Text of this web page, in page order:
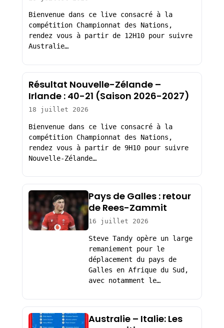
Bienvenue dans ce live consacré à la
compétition Championnat des Nations,
rendez vous à partir de 12H10 pour suivre
Australie…
Résultat Nouvelle-Zélande –
Irlande : 40-21 (Saison 2026-2027)
18 juillet 2026
Bienvenue dans ce live consacré à la
compétition Championnat des Nations,
rendez vous à partir de 9H10 pour suivre
Nouvelle-Zélande…
Pays de Galles : retour
de Rees-Zammit
16 juillet 2026
Steve Tandy opère un large
remaniement pour le
déplacement du pays de
Galles en Afrique du Sud,
avec notamment le…
Australie – Italie: Les